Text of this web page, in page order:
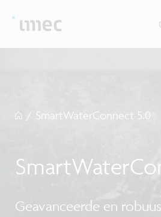
/ SmartWaterConnect 5.0
Geavanceerde en